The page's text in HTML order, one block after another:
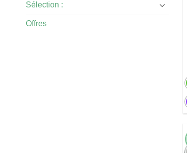
Sélection :
Offres